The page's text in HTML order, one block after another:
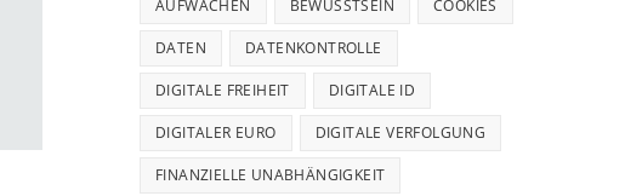
AUFWACHEN BEWUSSTSEIN COOKIES
DATEN DATENKONTROLLE
DIGITALE FREIHEIT DIGITALE ID
DIGITALER EURO DIGITALE VERFOLGUNG
FINANZIELLE UNABHÄNGIGKEIT